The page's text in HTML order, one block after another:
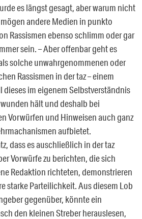
es längst gesagt, aber warum nicht
andere Medien in punkto
Rassismen ebenso schlimm oder gar
sein. – Aber offenbar geht es
solche unwahrgenommenen oder
Rassismen in der taz – einem
dieses im eigenem Selbstverständnis
hält und deshalb bei
Vorwürfen und Hinweisen auch ganz
aufbietet.
dass es auschließlich in der taz
Vorwürfe zu berichten, die sich
Redaktion richteten, demonstrieren
starke Parteilichkeit. Aus diesem Lob
gegenüber, könnte ein
den kleinen Streber herauslesen,